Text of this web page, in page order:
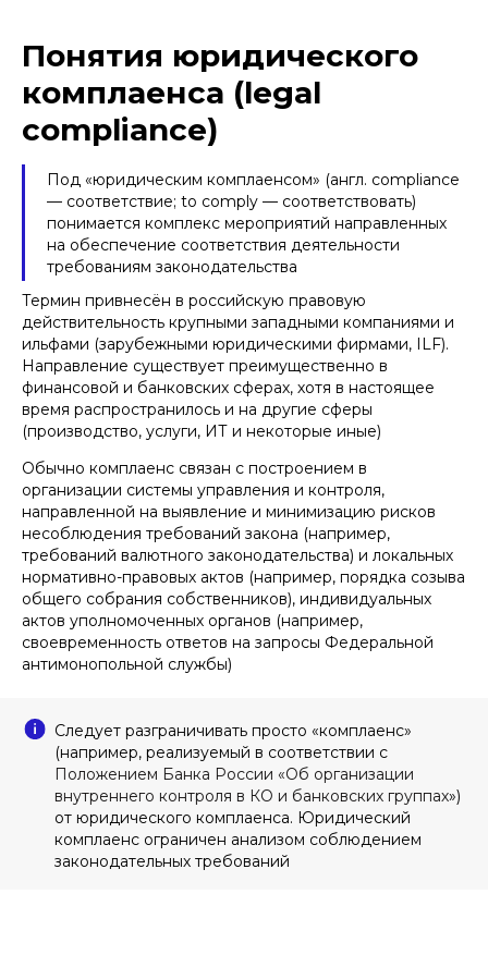
Понятия юридического
комплаенса (legal
compliance)
Под «юридическим комплаенсом» (англ. compliance
— соответствие; to comply — соответствовать)
понимается комплекс мероприятий направленных
на обеспечение соответствия деятельности
требованиям законодательства
Термин привнесён в российскую правовую
действительность крупными западными компаниями и
ильфами (зарубежными юридическими фирмами, ILF).
Направление существует преимущественно в
финансовой и банковских сферах, хотя в настоящее
время распространилось и на другие сферы
(производство, услуги, ИТ и некоторые иные)
Обычно комплаенс связан с построением в
организации системы управления и контроля,
направленной на выявление и минимизацию рисков
несоблюдения требований закона (например,
требований валютного законодательства) и локальных
нормативно-правовых актов (например, порядка созыва
общего собрания собственников), индивидуальных
актов уполномоченных органов (например,
своевременность ответов на запросы Федеральной
антимонопольной службы)
Следует разграничивать просто «комплаенс»
(например, реализуемый в соответствии с
Положением Банка России «Об организации
внутреннего контроля в КО и банковских группах»)
от юридического комплаенса. Юридический
комплаенс ограничен анализом соблюдением
законодательных требований
Платформа Happy Inc
"Афонин, Божор и партнеры" показала
способность ответственно подходить к
поставленным задачам, качественно и в
установленные сроки оказывать услуги, а
также высокий уровень компетентности
специалистов